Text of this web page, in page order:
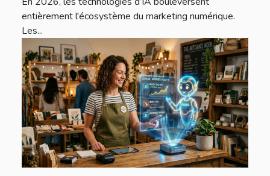
entièrement l'écosystème du marketing numérique.
Les...